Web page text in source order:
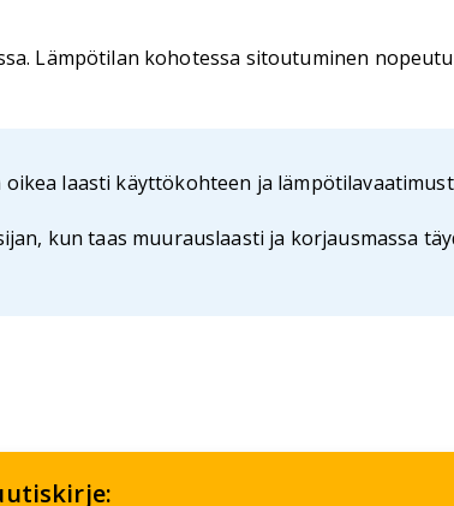
Lämpötilan kohotessa sitoutuminen
laasti käyttökohteen ja
kun taas muurauslaasti ja korjausmassa